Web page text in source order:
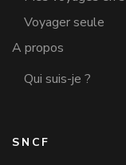
Voyager seule
A propos
Qui suis-je ?
SNCF